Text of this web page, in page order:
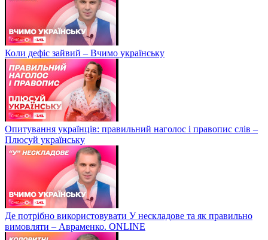
Коли дефіс зайвий – Вчимо українську
Опитування українців: правильний наголос і правопис слів –
Плюсуй українську
Де потрібно використовувати У нескладове та як правильно
вимовляти – Авраменко. ONLINE